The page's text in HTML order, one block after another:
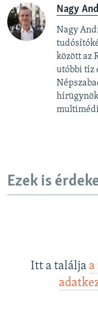
Nagy
Nagy
között az
utóbbi tíz
Ezek is
Itt a találja